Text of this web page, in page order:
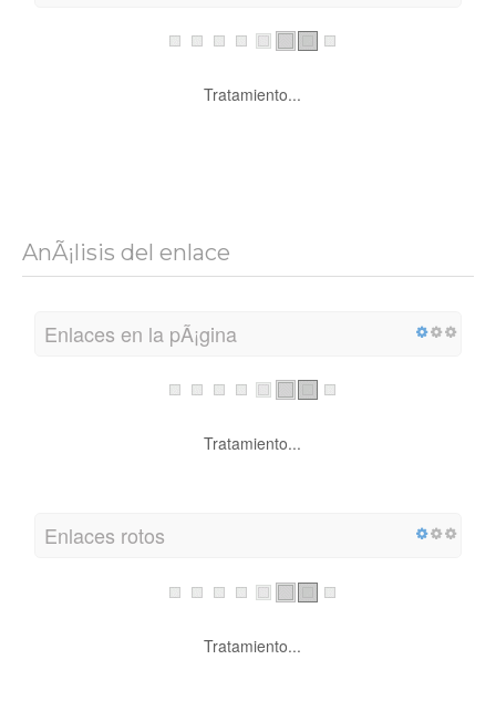
Tratamiento...
AnÃ¡lisis del enlace
Enlaces en la pÃ¡gina
Tratamiento...
Enlaces rotos
Tratamiento...